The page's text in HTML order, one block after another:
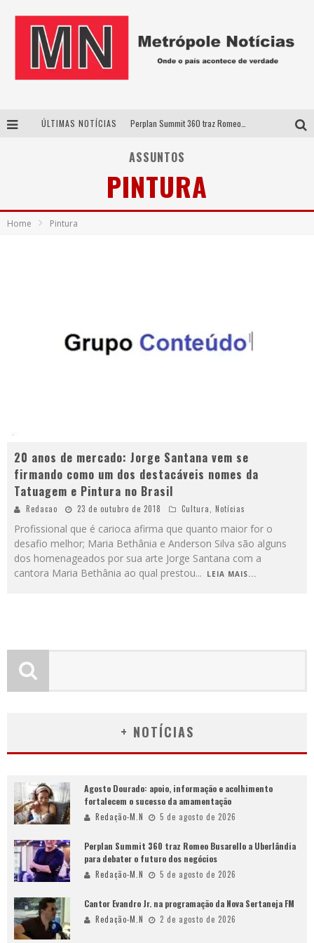
ÚLTIMAS NOTÍCIAS
Agosto Dourado: apoio, informação e acolhimento fortalecem o sucesso da amamentação
ASSUNTOS
PINTURA
Home Pintura
20 anos de mercado: Jorge Santana vem se
firmando como um dos destacáveis nomes da
Tatuagem e Pintura no Brasil
Redacao 23 de outubro de 2018 Cultura, Notícias
Profissional que é carioca afirma que quanto maior for o
desafio melhor; Maria Bethânia e Anderson Silva são alguns
dos homenageados por sua arte Jorge Santana com a
cantora Maria Bethânia ao qual prestou... LEIA MAIS...
+ NOTÍCIAS
Agosto Dourado: apoio, informação e acolhimento
fortalecem o sucesso da amamentação
Redação-M.N 5 de agosto de 2026
Perplan Summit 360 traz Romeo Busarello a Uberlândia
para debater o futuro dos negócios
Redação-M.N 5 de agosto de 2026
Cantor Evandro Jr. na programação da Nova Sertaneja FM
Redação-M.N 2 de agosto de 2026